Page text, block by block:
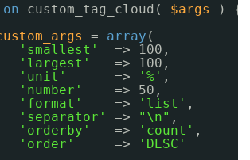
custom_tag_cloud( $args
) {
= array (
'smallest'
=> 100,
'largest'
=> 100,
'unit'
=> '%' ,
'number'
=> 50,
'format'
=> 'list' ,
'separator'
=> "\n" ,
'orderby'
=> 'count' ,
'order'
=>
'DESC'